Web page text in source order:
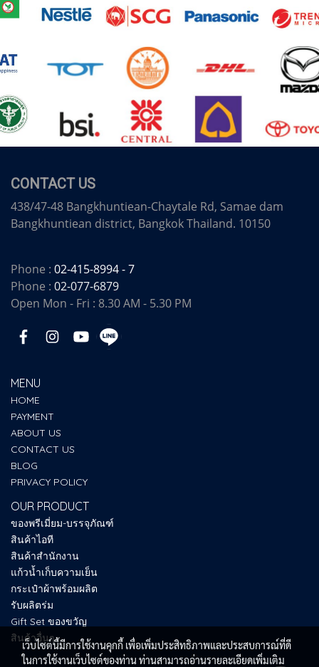
CONTACT US
438/47-48 Bangkhuntiean-Chaytale Rd, Samae dam
Bangkhuntiean district, Bangkok Thailand. 10150
Phone : 02-415-8994 - 7
Phone : 02-077-6879
Open Mon - Fri : 8.30 AM - 5.30 PM
MENU
HOME
PAYMENT
ABOUT US
CONTACT US
BLOG
PRIVACY POLICY
OUR PRODUCT
ของพรีเมี่ยม-บรรจุภัณฑ์
สินค้าไอที
สินค้าสำนักงาน
แก้วน้ำเก็บความเย็น
กระเป๋าผ้าพร้อมผลิต
รับผลิตร่ม
Gift Set ของขวัญ
สินค้าอื่นๆ
เว็บไซต์นี้มีการใช้งานคุกกี้ เพื่อเพิ่มประสิทธิภาพและประสบการณ์ที่ดี
ในการใช้งานเว็บไซต์ของท่าน ท่านสามารถอ่านรายละเอียดเพิ่มเติม